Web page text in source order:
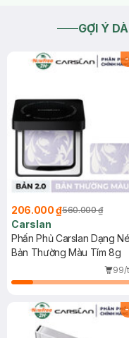
GỢI Ý
-
206.000 ₫560.000 ₫
Carslan
Phấn Phủ Carslan Dạng
Bản Thường Màu Tím 8g
99/
-